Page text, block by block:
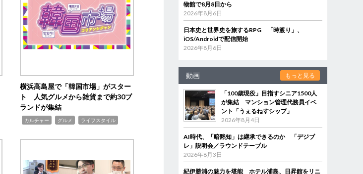
横浜高島屋で「韓国市場」がスター
ト 人気グルメから雑貨まで約30ブ
ランドが集結
カルチャー グルメ ライフスタイル
物館で8月8日から
2026年8月6日
日本史と世界史を旅するRPG 「時渡り」、
iOS/Androidで配信開始
2026年8月6日
動画 もっと見る
「100歳現役」目指すシニア1500人
が集結 マンション管理代務員イベ
ント「うぇるねすシップ」
2026年8月4日
AI時代、「暗黙知」は継承できるのか 「デジブ
レ」説明会／ラウンドテーブル
2026年8月3日
紀伊勝浦の魅力を堪能 ホテル浦島、日昇館をリニ